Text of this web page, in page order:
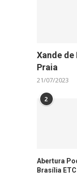
Xande de
Praia
21/07/2023
2
Abertura
Brasília ETC